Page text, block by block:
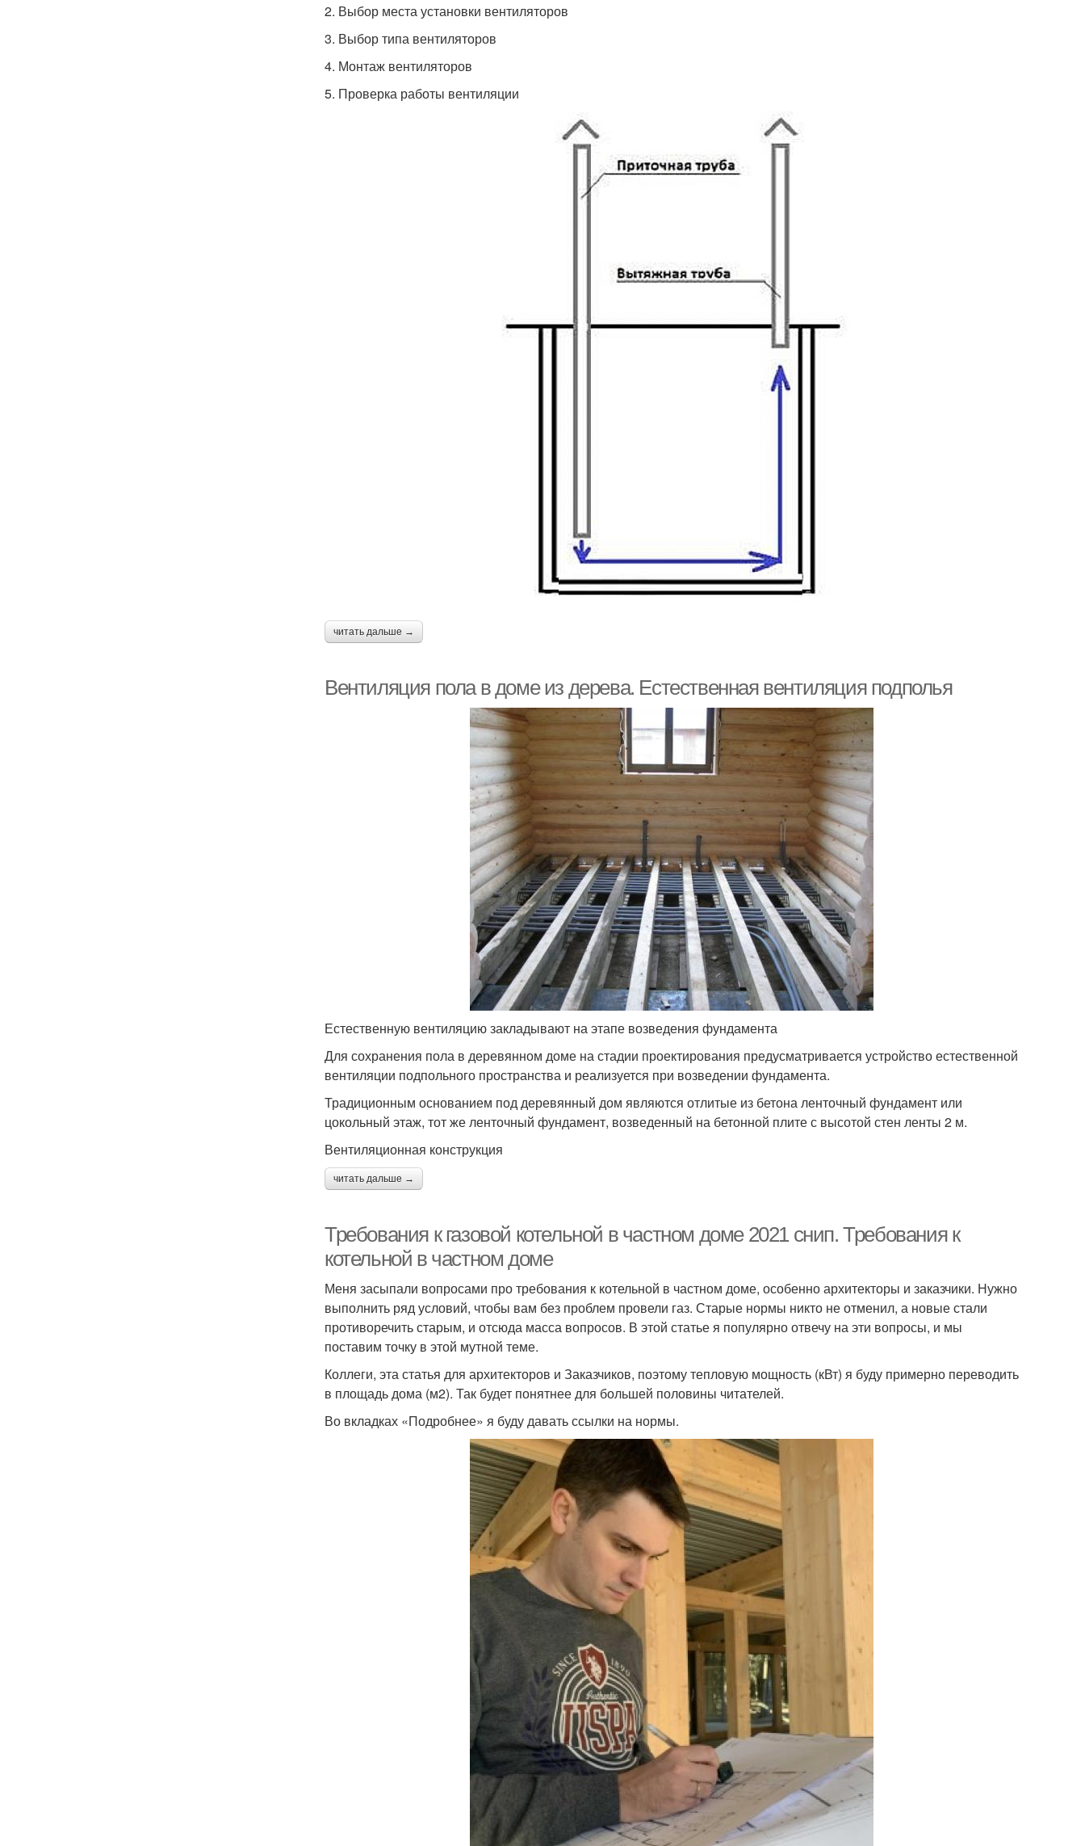
2. Выбор места установки вентиляторов
3. Выбор типа вентиляторов
4. Монтаж вентиляторов
5. Проверка работы вентиляции
читать дальше →
Вентиляция пола в доме из дерева. Естественная вентиляция подполья
Естественную вентиляцию закладывают на этапе возведения фундамента
Для сохранения пола в деревянном доме на стадии проектирования предусматривается устройство естественной
вентиляции подпольного пространства и реализуется при возведении фундамента.
Традиционным основанием под деревянный дом являются отлитые из бетона ленточный фундамент или
цокольный этаж, тот же ленточный фундамент, возведенный на бетонной плите с высотой стен ленты 2 м.
Вентиляционная конструкция
читать дальше →
Требования к газовой котельной в частном доме 2021 снип. Требования к
котельной в частном доме
Меня засыпали вопросами про требования к котельной в частном доме, особенно архитекторы и заказчики. Нужно
выполнить ряд условий, чтобы вам без проблем провели газ. Старые нормы никто не отменил, а новые стали
противоречить старым, и отсюда масса вопросов. В этой статье я популярно отвечу на эти вопросы, и мы
поставим точку в этой мутной теме.
Коллеги, эта статья для архитекторов и Заказчиков, поэтому тепловую мощность (кВт) я буду примерно переводить
в площадь дома (м2). Так будет понятнее для большей половины читателей.
Во вкладках «Подробнее» я буду давать ссылки на нормы.